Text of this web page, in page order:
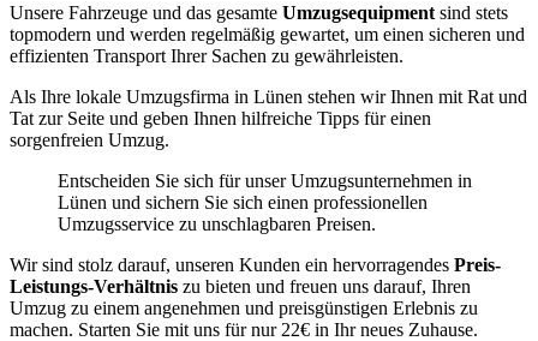
Unsere Fahrzeuge und das gesamte Umzugsequipment sind stets
topmodern und werden regelmäßig gewartet, um einen sicheren und
effizienten Transport Ihrer Sachen zu gewährleisten.
Als Ihre lokale Umzugsfirma in Lünen stehen wir Ihnen mit Rat und
Tat zur Seite und geben Ihnen hilfreiche Tipps für einen
sorgenfreien Umzug.
Entscheiden Sie sich für unser Umzugsunternehmen in
Lünen und sichern Sie sich einen professionellen
Umzugsservice zu unschlagbaren Preisen.
Wir sind stolz darauf, unseren Kunden ein hervorragendes Preis-
Leistungs-Verhältnis zu bieten und freuen uns darauf, Ihren
Umzug zu einem angenehmen und preisgünstigen Erlebnis zu
machen. Starten Sie mit uns für nur 22€ in Ihr neues Zuhause.